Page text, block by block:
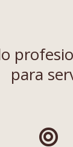
para
